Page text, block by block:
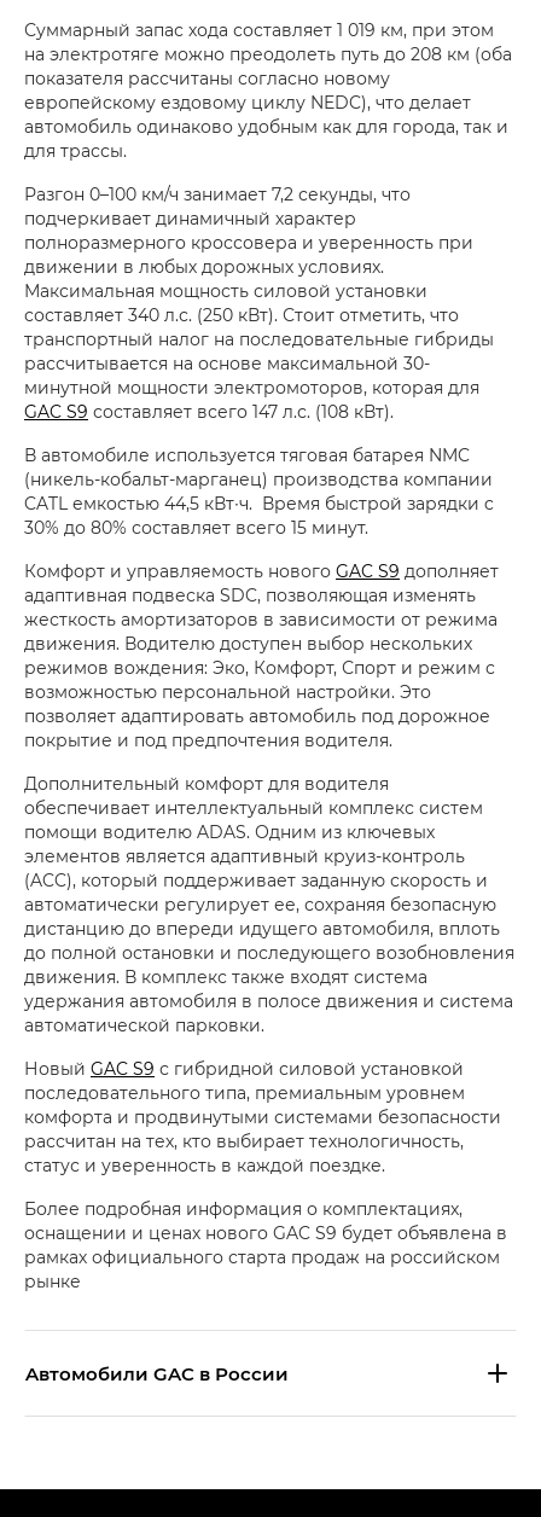
Суммарный запас хода составляет 1 019 км, при этом
на электротяге можно преодолеть путь до 208 км (оба
показателя рассчитаны согласно новому
европейскому ездовому циклу NEDC), что делает
автомобиль одинаково удобным как для города, так и
для трассы.
Разгон 0–100 км/ч занимает 7,2 секунды, что
подчеркивает динамичный характер
полноразмерного кроссовера и уверенность при
движении в любых дорожных условиях.
Максимальная мощность силовой установки
составляет 340 л.с. (250 кВт). Стоит отметить, что
транспортный налог на последовательные гибриды
рассчитывается на основе максимальной 30-
минутной мощности электромоторов, которая для
GAC S9 составляет всего 147 л.с. (108 кВт).
В автомобиле используется тяговая батарея NMC
(никель-кобальт-марганец) производства компании
CATL емкостью 44,5 кВт∙ч. Время быстрой зарядки c
30% до 80% составляет всего 15 минут.
Комфорт и управляемость нового GAC S9 дополняет
адаптивная подвеска SDC, позволяющая изменять
жесткость амортизаторов в зависимости от режима
движения. Водителю доступен выбор нескольких
режимов вождения: Эко, Комфорт, Спорт и режим с
возможностью персональной настройки. Это
позволяет адаптировать автомобиль под дорожное
покрытие и под предпочтения водителя.
Дополнительный комфорт для водителя
обеспечивает интеллектуальный комплекс систем
помощи водителю ADAS. Одним из ключевых
элементов является адаптивный круиз-контроль
(ACC), который поддерживает заданную скорость и
автоматически регулирует ее, сохраняя безопасную
дистанцию до впереди идущего автомобиля, вплоть
до полной остановки и последующего возобновления
движения. В комплекс также входят система
удержания автомобиля в полосе движения и система
автоматической парковки.
Новый GAC S9 с гибридной силовой установкой
последовательного типа, премиальным уровнем
комфорта и продвинутыми системами безопасности
рассчитан на тех, кто выбирает технологичность,
статус и уверенность в каждой поездке.
Более подробная информация о комплектациях,
оснащении и ценах нового GAC S9 будет объявлена в
рамках официального старта продаж на российском
рынке
Aвтомобили GAC в России
Эс Икс ПРЕМИУМ — SX PREMIUM